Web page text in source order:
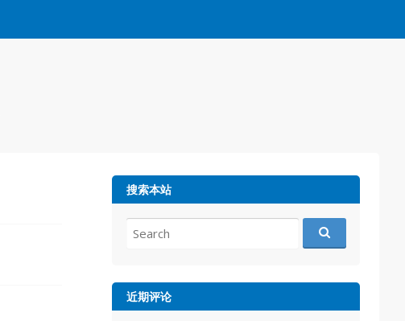
搜索本站
for:
近期评论